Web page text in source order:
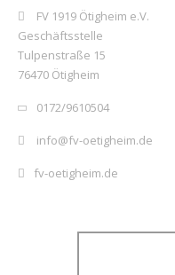
FV 1919 Ötigheim e.V.
Geschäftsstelle
Tulpenstraße 15
76470 Ötigheim
0172/9610504
info@fv-oetigheim.de
fv-oetigheim.de